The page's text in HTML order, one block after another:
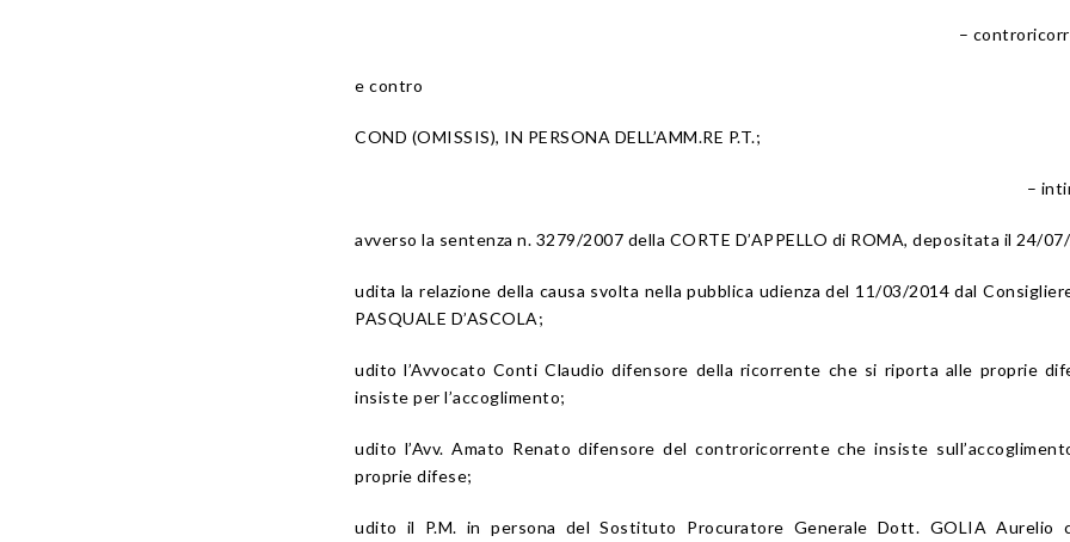
–
e contro
COND (OMISSIS), IN PERSONA DELL’AMM.RE P.T.;
–
avverso la sentenza n. 3279/2007 della CORTE D’APPELLO di ROMA, depositata il 24/
udita la relazione della causa svolta nella pubblica udienza del 11/03/2014 dal
PASQUALE D’ASCOLA;
udito l’Avvocato Conti Claudio difensore della ricorrente che si riporta alle proprie
insiste per l’accoglimento;
udito l’Avv. Amato Renato difensore del controricorrente che insiste
proprie difese;
udito il P.M. in persona del Sostituto Procuratore Generale Dott. GOLIA Aurelio